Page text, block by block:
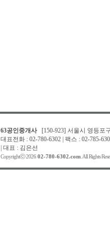
63공인중개사[150-923] 서울시 영등포
대표전화 : 02-780-6302 | 팩스 : 02-785-
| 대표 : 김은선
Copyrightⓒ 2026 02-780-6302.com. All Rights